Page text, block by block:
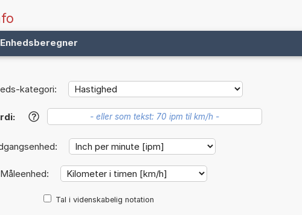
Enhedsberegner
kategori:
?
Måleenhed:
Tal i videnskabelig notation